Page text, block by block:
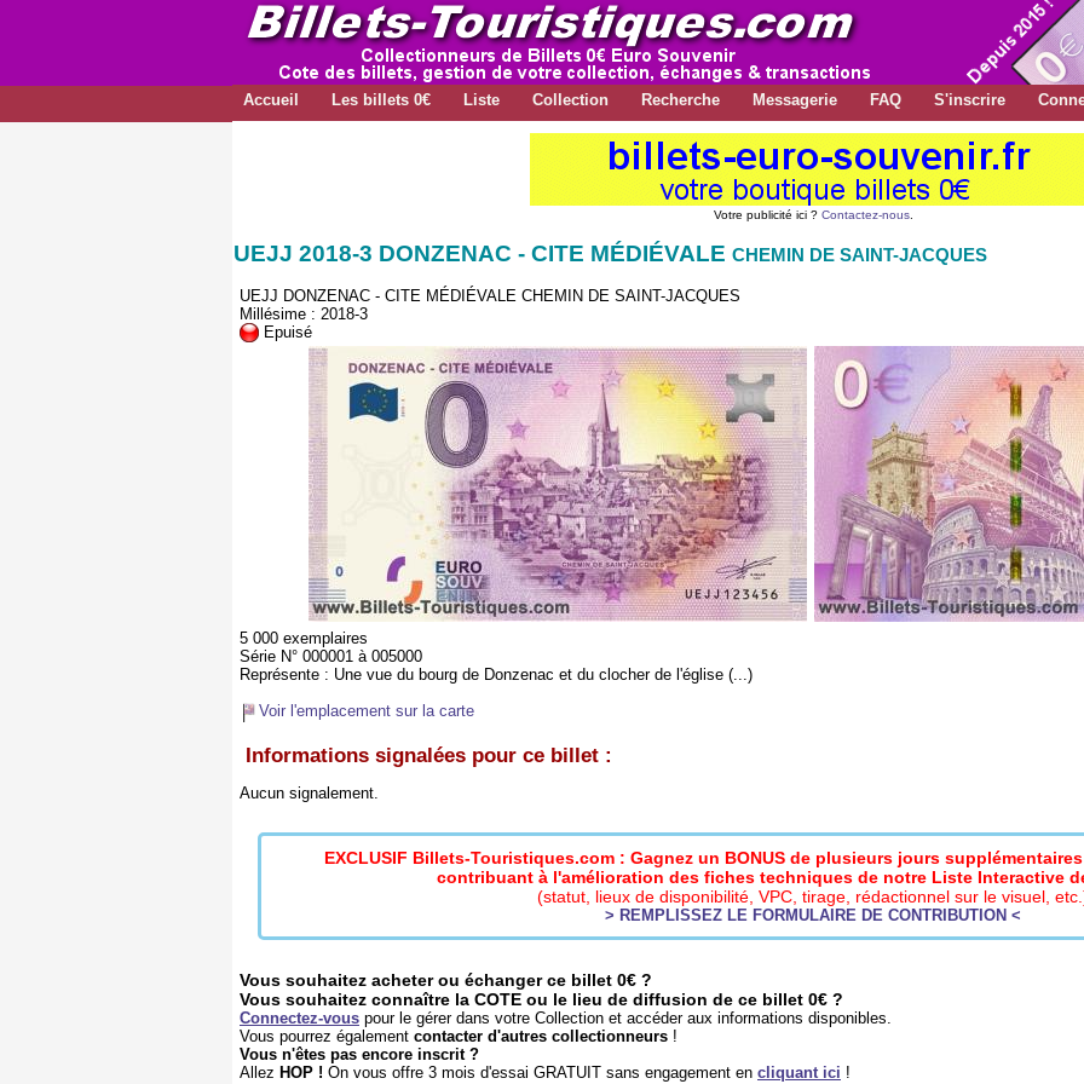
Accueil Les billets 0€ Liste Collection Recherche Messagerie FAQ S'inscrire
Votre publicité ici ? Contactez-nous.
UEJJ 2018-3 DONZENAC - CITE MÉDIÉVALE CHEMIN DE SAINT-JACQUES
UEJJ DONZENAC - CITE MÉDIÉVALE CHEMIN DE SAINT-JACQUES
Millésime : 2018-3
Epuisé
5 000 exemplaires
Série N° 000001 à 005000
Représente : Une vue du bourg de Donzenac et du clocher de l'église (...)
Voir l'emplacement sur la carte
Informations signalées pour ce billet :
Aucun signalement.
EXCLUSIF Billets-Touristiques.com : Gagnez un BONUS de plusieurs jours
contribuant à l'amélioration des fiches techniques de notre Liste Interactive
(statut, lieux de disponibilité, VPC, tirage, rédactionnel sur le visuel,
> REMPLISSEZ LE FORMULAIRE DE CONTRIBUTION <
Vous souhaitez acheter ou échanger ce billet 0€ ?
Vous souhaitez connaître la COTE ou le lieu de diffusion de ce billet 0€ ?
Connectez-vous pour le gérer dans votre Collection et accéder aux informations disponibles.
Vous pourrez également contacter d'autres collectionneurs !
Vous n'êtes pas encore inscrit ?
Allez HOP ! On vous offre 3 mois d'essai GRATUIT sans engagement en cliquant ici !